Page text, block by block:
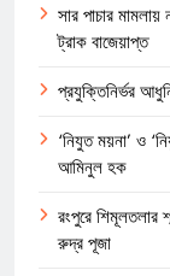
সার পাচার
ট্রাক বাজেয়াপ্ত
প্রযুক্তিনির্ভর
‘নিযুত ময়না’ ও
আমিনুল হক
রংপুরে শিমূলতলার
রুদ্র পূজা